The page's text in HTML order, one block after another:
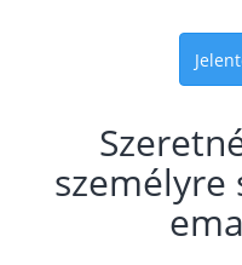
személyre